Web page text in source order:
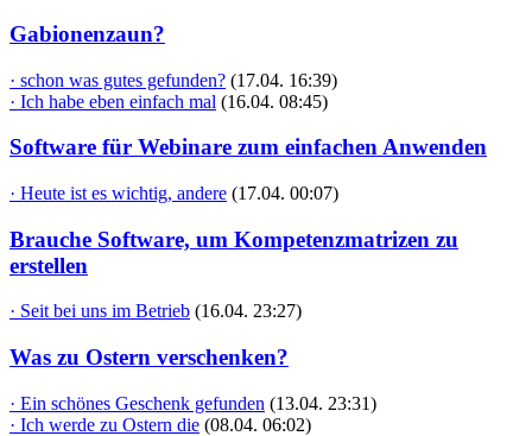
Gabionenzaun?
· schon was gutes gefunden? (17.04. 16:39)
· Ich habe eben einfach mal (16.04. 08:45)
Software für Webinare zum einfachen Anwenden
· Heute ist es wichtig, andere (17.04. 00:07)
Brauche Software, um Kompetenzmatrizen zu
erstellen
· Seit bei uns im Betrieb (16.04. 23:27)
Was zu Ostern verschenken?
· Ein schönes Geschenk gefunden (13.04. 23:31)
· Ich werde zu Ostern die (08.04. 06:02)